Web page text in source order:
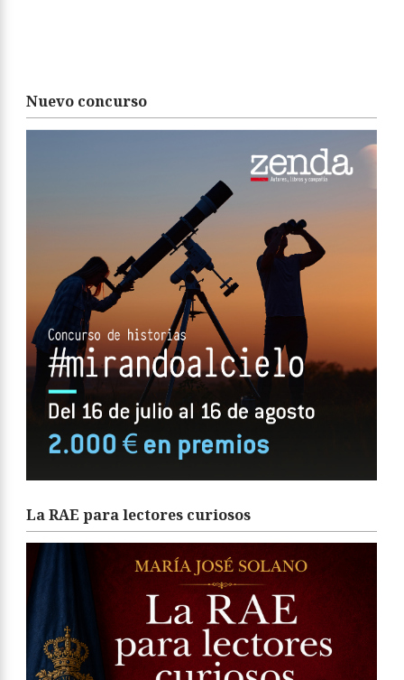
Nuevo concurso
La RAE para lectores curiosos